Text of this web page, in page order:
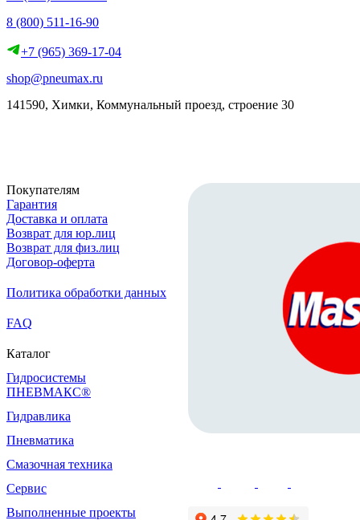
8 (800) 511-16-90
+7 (965) 369-17-04
shop@pneumax.ru
141590, Химки, Коммунальный проезд, строение 30
Покупателям
Гарантия
Доставка и оплата
Возврат для юр.лиц
Возврат для физ.лиц
Договор-оферта
Политика обработки данных
FAQ
Каталог
Гидросистемы
ПНЕВМАКС®
Гидравлика
Пневматика
Смазочная техника
Сервис
Выполненные проекты